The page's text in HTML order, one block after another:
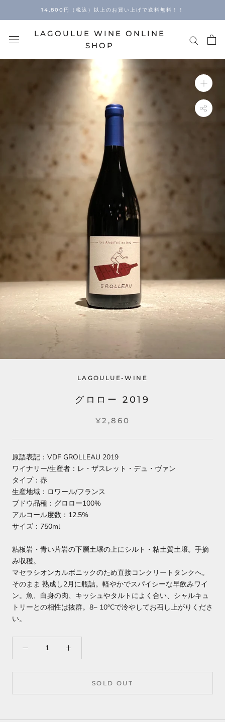
14,800円（税込）以上のお買い上げで送料無料！！
LAGOULUE WINE ONLINE
SHOP
LAGOULUE-WINE
グロロー 2019
¥2,860
原語表記：VDF GROLLEAU 2019
ワイナリー/生産者：レ・ザスレット・デュ・ヴァン
タイプ：赤
生産地域：ロワール/フランス
ブドウ品種：グロロー100%
アルコール度数：12.5%
サイズ：750ml
粘板岩・青い片岩の下層土壌の上にシルト・粘土質土壌。手摘
み収穫。
マセラシオンカルボニックのため直接コンクリートタンクへ。
そのまま 熟成し2月に瓶詰。軽やかでスパイシーな早飲みワイ
ン。魚、白身の肉、キッシュやタルトによく合い、シャルキュ
トリーとの相性は抜群。8~ 10°Cで冷やしてお召し上がりくださ
い。
SOLD OUT